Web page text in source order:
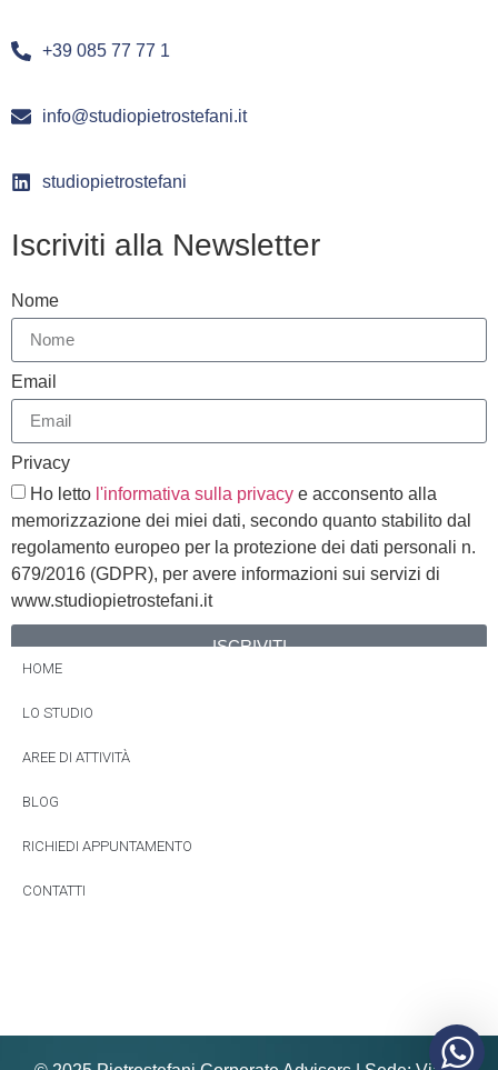
+39 085 77 77 1
info@studiopietrostefani.it
studiopietrostefani
Iscriviti alla Newsletter
Nome
Email
Privacy
Ho letto l'informativa sulla privacy e acconsento alla
memorizzazione dei miei dati, secondo quanto stabilito dal
regolamento europeo per la protezione dei dati personali n.
679/2016 (GDPR), per avere informazioni sui servizi di
www.studiopietrostefani.it
ISCRIVITI
HOME
LO STUDIO
AREE DI ATTIVITÀ
BLOG
RICHIEDI APPUNTAMENTO
CONTATTI